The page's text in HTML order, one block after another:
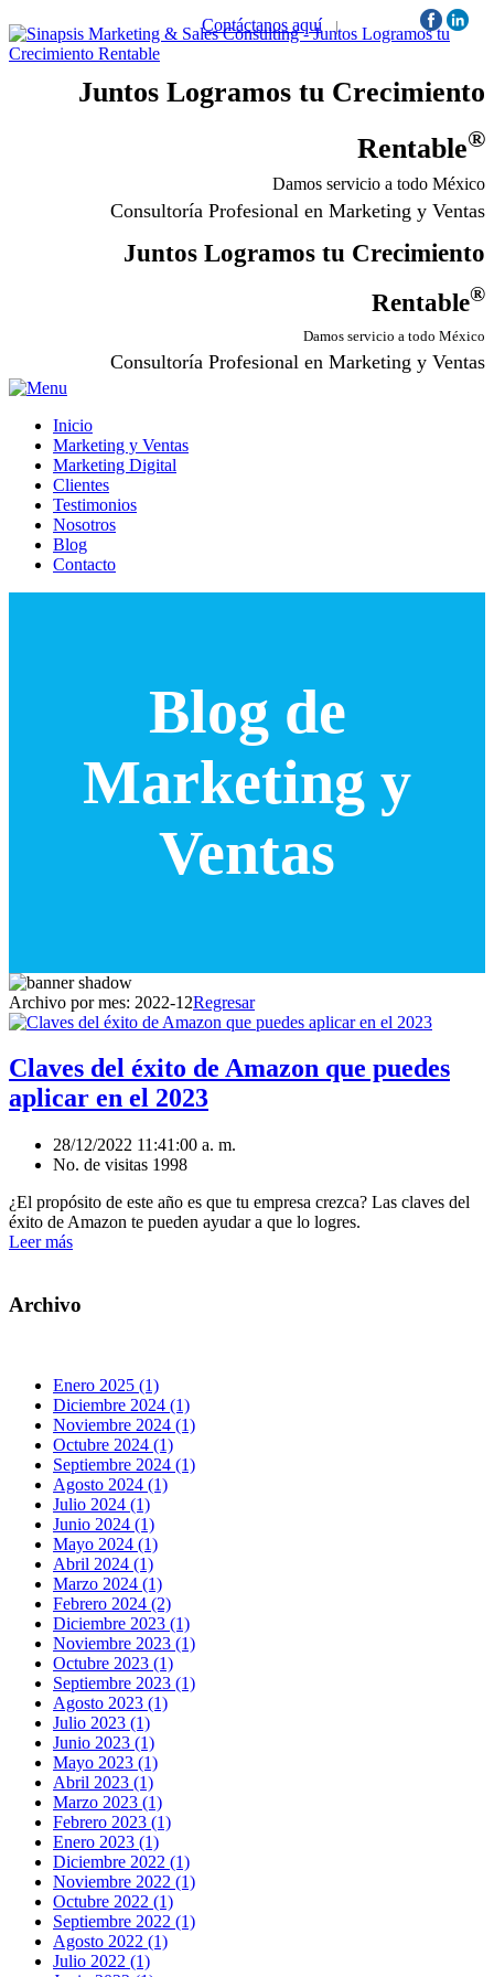
Contáctanos aquí | Síguenos:
Juntos Logramos tu Crecimiento
Rentable®
Damos servicio a todo México
Consultoría Profesional en Marketing y Ventas
Juntos Logramos tu Crecimiento
Rentable®
Damos servicio a todo México
Consultoría Profesional en Marketing y Ventas
Inicio
Marketing y Ventas
Marketing Digital
Clientes
Testimonios
Nosotros
Blog
Contacto
Blog de
Marketing y
Ventas
Archivo por mes: 2022-12Regresar
Claves del éxito de Amazon que puedes
aplicar en el 2023
28/12/2022 11:41:00 a. m.
No. de visitas 1998
¿El propósito de este año es que tu empresa crezca? Las claves del
éxito de Amazon te pueden ayudar a que lo logres.
Leer más
Archivo
Enero 2025 (1)
Diciembre 2024 (1)
Noviembre 2024 (1)
Octubre 2024 (1)
Septiembre 2024 (1)
Agosto 2024 (1)
Julio 2024 (1)
Junio 2024 (1)
Mayo 2024 (1)
Abril 2024 (1)
Marzo 2024 (1)
Febrero 2024 (2)
Diciembre 2023 (1)
Noviembre 2023 (1)
Octubre 2023 (1)
Septiembre 2023 (1)
Agosto 2023 (1)
Julio 2023 (1)
Junio 2023 (1)
Mayo 2023 (1)
Abril 2023 (1)
Marzo 2023 (1)
Febrero 2023 (1)
Enero 2023 (1)
Diciembre 2022 (1)
Noviembre 2022 (1)
Octubre 2022 (1)
Septiembre 2022 (1)
Agosto 2022 (1)
Julio 2022 (1)